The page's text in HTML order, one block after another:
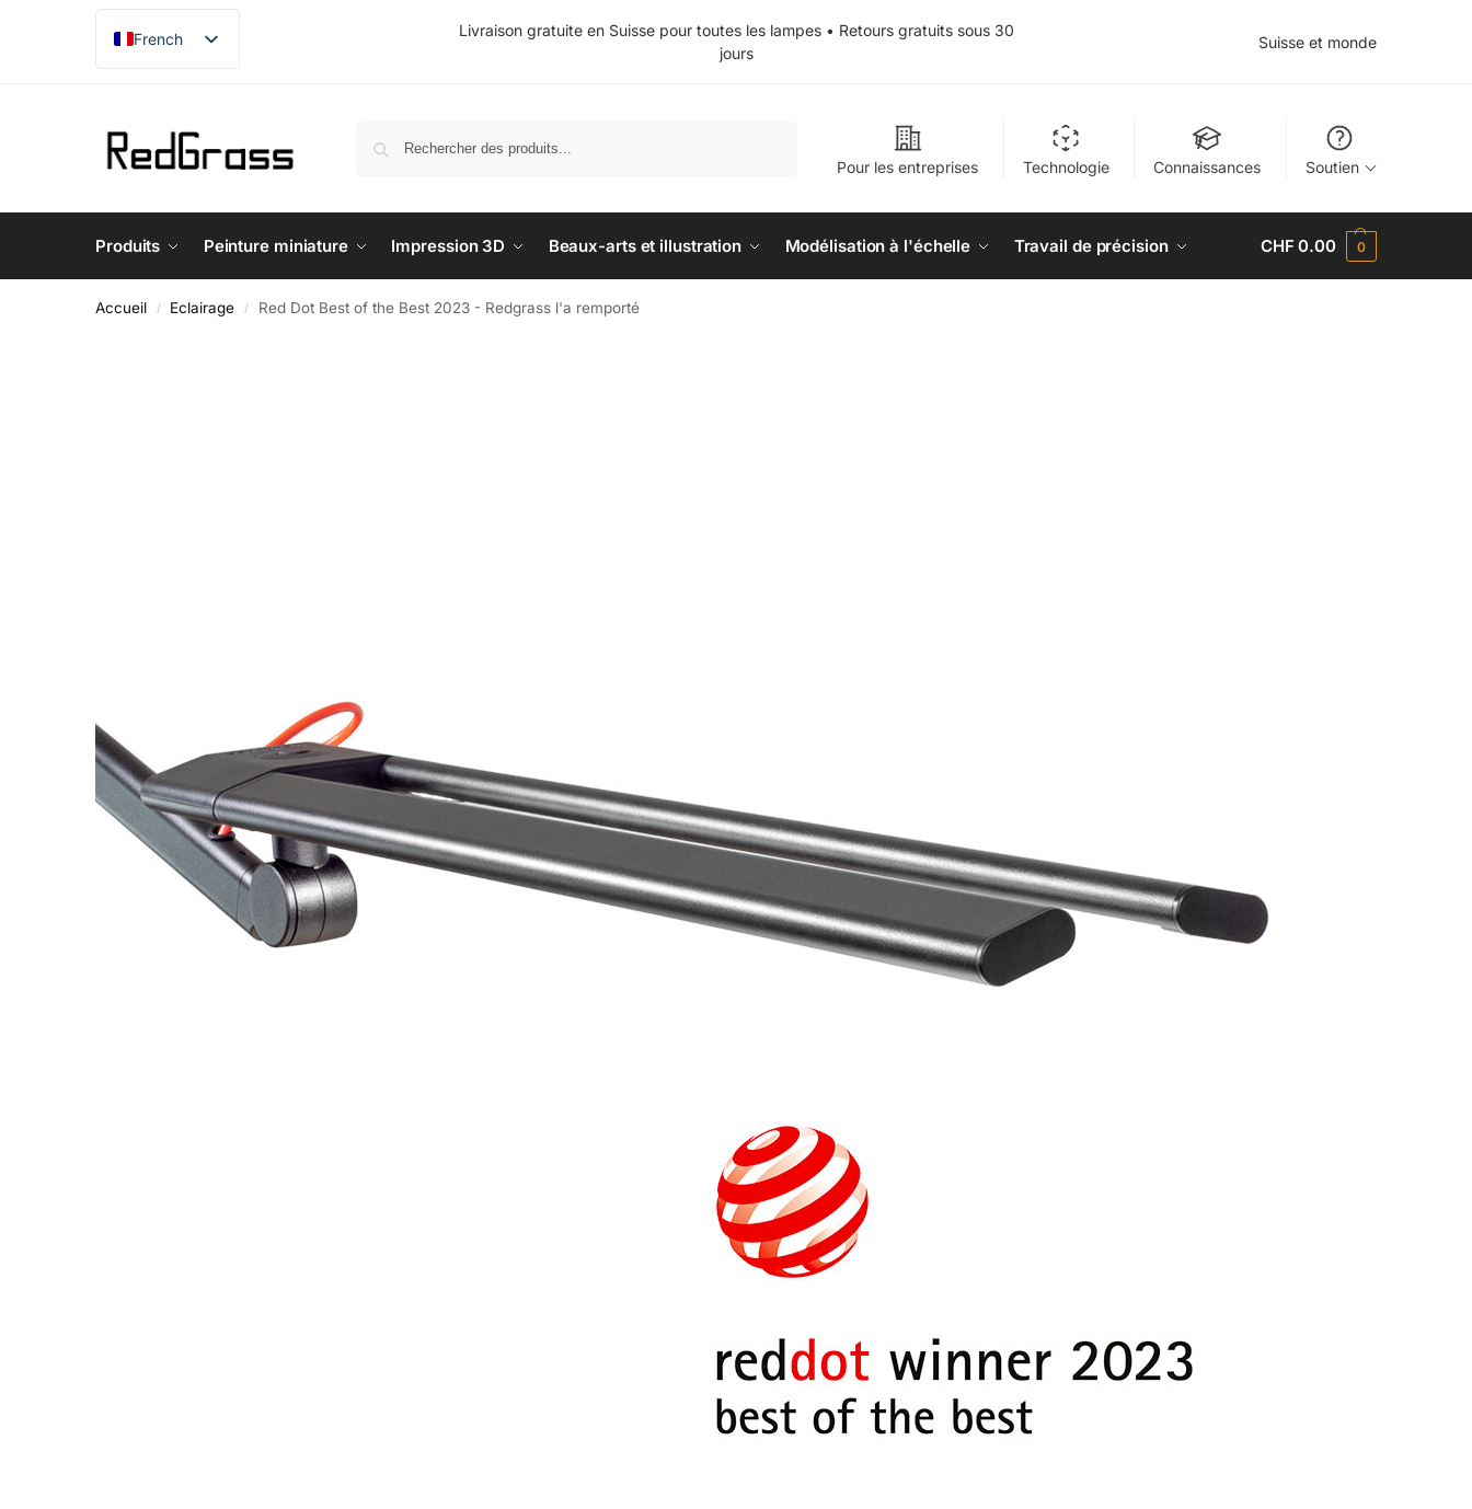
French
English
Japanese
Livraison gratuite en Suisse pour toutes les lampes • Retours gratuits sous 30
jours
Suisse et monde
Pour les entreprises Technologie Connaissances Soutien
Produits Peinture miniature Impression 3D Beaux-arts et illustration Modélisation à l'échelle Travail de précision CHF 0.00 0
Accueil / Eclairage / Red Dot Best of the Best 2023 - Redgrass l'a remporté